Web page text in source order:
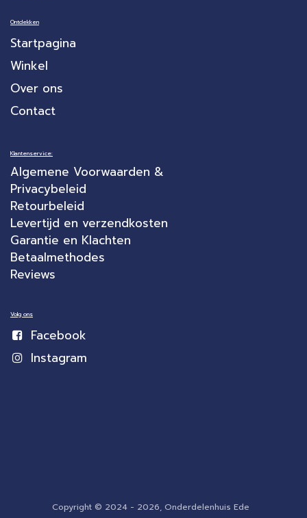
Ontdekken
Startpagina
Winkel
Over ons
Contact
Klantenservice:
Algemene Voorwaarden &
Privacybeleid
Retourbeleid
Levertijd en verzendkosten
Garantie en Klachten
Betaalmethodes
Reviews
Volg ons
Facebook
Instagram
Copyright © 2024 - 2026, Onderdelenhuis Ede